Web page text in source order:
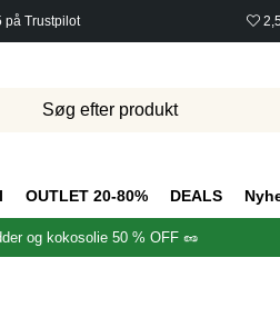
på Trustpilot
OUTLET 20-80% DEALS
og kokosolie 50 % OFF 🥜